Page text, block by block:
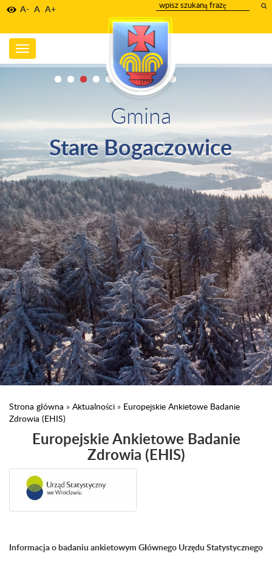
A- A A+
wpisz
szukany
tekst
Toggle
navigation
Gmina
Stare Bogaczowice
Strona główna » Aktualności » Europejskie Ankietowe Badanie
Zdrowia (EHIS)
Europejskie Ankietowe Badanie
Zdrowia (EHIS)
Informacja o badaniu ankietowym Głównego Urzędu Statystycznego